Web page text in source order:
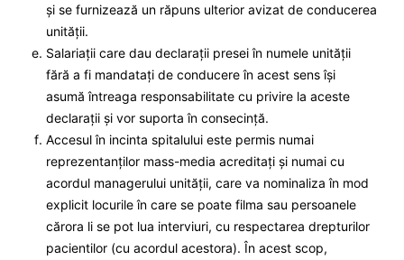
și se furnizează un răpuns ulterior avizat de conducerea
unității.
Salariații care dau declarații presei în numele unității
fără a fi mandatați de conducere în acest sens își
asumă întreaga responsabilitate cu privire la aceste
declarații și vor suporta în consecință.
Accesul în incinta spitalului este permis numai
reprezentanților mass-media acreditați și numai cu
acordul managerului unității, care va nominaliza în mod
explicit locurile în care se poate filma sau persoanele
cărora li se pot lua interviuri, cu respectarea drepturilor
pacientilor (cu acordul acestora). În acest scop,